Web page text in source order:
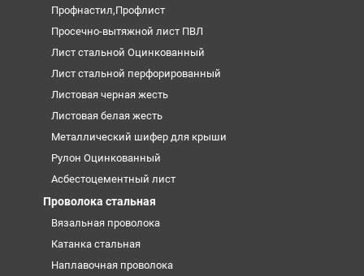
Профнастил,Профлист
Просечно-вытяжной лист ПВЛ
Лист стальной Оцинкованный
Лист стальной перфорированный
Листовая черная жесть
Листовая белая жесть
Металлический шифер для крыши
Рулон Оцинкованный
Асбестоцементный лист
Проволока стальная
Вязальная проволока
Катанка стальная
Наплавочная проволока